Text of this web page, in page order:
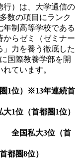
行）は、大学通信の
数の項目にランク
年制高等学校である
からゼミ（ゼミナー
」力を養う徹底した
国際教養学部を開
ています。
1位）※13年連続首
1位（首都圏1位）
全国私大3位（首
都圏8位）